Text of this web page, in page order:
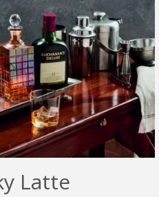
Latte